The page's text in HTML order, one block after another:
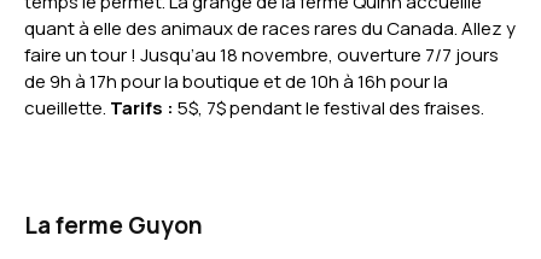
quant à elle des animaux de races rares du Canada. Allez y
faire un tour ! Jusqu’au 18 novembre, ouverture 7/7 jours
de 9h à 17h pour la boutique et de 10h à 16h pour la
cueillette. Tarifs : 5$, 7$ pendant le festival des fraises.
La ferme Guyon